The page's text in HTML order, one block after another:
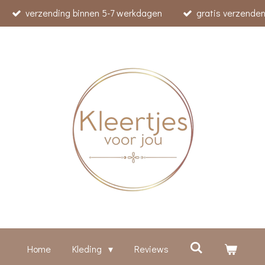
verzending binnen 5-7 werkdagen gratis
Home Kleding Reviews